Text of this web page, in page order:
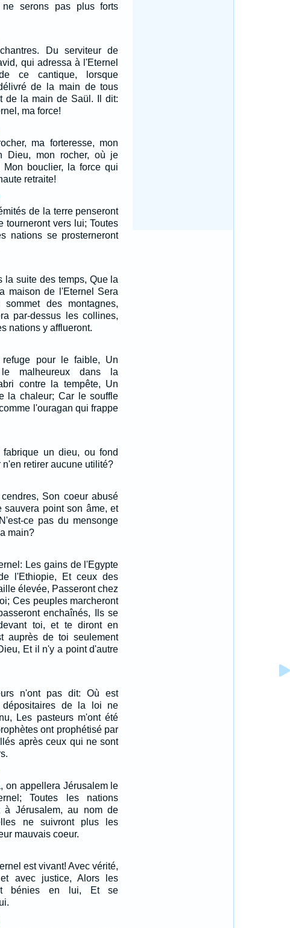
serons pas plus forts
Du serviteur de
qui adressa à l'Eternel
ce cantique, lorsque
de la main de tous
de la main de Saül. Il dit:
ma force!
ma forteresse, mon
Dieu, mon rocher, où je
Mon bouclier, la force qui
retraite!
de la terre penseront
tourneront vers lui; Toutes
nations se prosterneront
la suite des temps, Que la
maison de l'Eternel Sera
des montagnes,
par-dessus les collines,
nations y afflueront.
pour le faible, Un
malheureux dans la
contre la tempête, Un
la chaleur; Car le souffle
l'ouragan qui frappe
un dieu, ou fond
n'en retirer aucune utilité?
Son coeur abusé
sauvera point son âme, et
ce pas du mensonge
main?
Les gains de l'Egypte
l'Ethiopie, Et ceux des
élevée, Passeront chez
Ces peuples marcheront
enchaînés, Ils se
toi, et te diront en
auprès de toi seulement
Et il n'y a point d'autre
n'ont pas dit: Où est
dépositaires de la loi ne
Les pasteurs m'ont été
ont prophétisé par
après ceux qui ne sont
on appellera Jérusalem le
Toutes les nations
à Jérusalem, au nom de
ne suivront plus les
mauvais coeur.
est vivant! Avec vérité,
avec justice, Alors les
bénies en lui, Et se